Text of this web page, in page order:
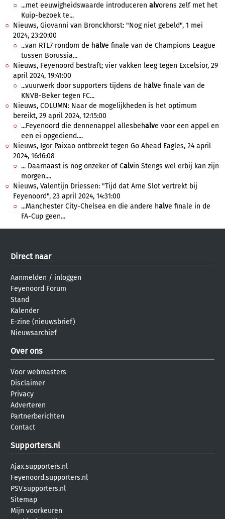
...met eeuwigheidswaarde introduceren alvorens zelf met het
Kuip-bezoek te...
Nieuws, Giovanni van Bronckhorst: "Nog niet gebeld", 1 mei
2024, 23:20:00
...van RTL7 rondom de halve finale van de Champions League
tussen Borussia...
Nieuws, Feyenoord bestraft; vier vakken leeg tegen Excelsior, 29
april 2024, 19:41:00
...vuurwerk door supporters tijdens de halve finale van de
KNVB-Beker tegen FC...
Nieuws, COLUMN: Naar de mogelijkheden is het optimum
bereikt, 29 april 2024, 12:15:00
...Feyenoord die dennenappel allesbehalve voor een appel en
een ei opgediend....
Nieuws, Igor Paixao ontbreekt tegen Go Ahead Eagles, 24 april
2024, 16:16:08
... Daarnaast is nog onzeker of Calvin Stengs wel erbij kan zijn
morgen....
Nieuws, Valentijn Driessen: "Tijd dat Arne Slot vertrekt bij
Feyenoord", 23 april 2024, 14:31:00
...Manchester City-Chelsea en die andere halve finale in de
FA-Cup geen...
Direct naar
Aanmelden / inloggen
Feyenoord Forum
Stand
Kalender
E-zine (nieuwsbrief)
Nieuwsarchief
Over ons
Voor webmasters
Disclaimer
Privacy
Adverteren
Partnerberichten
Contact
Supporters.nl
Ajax.supporters.nl
Feyenoord.supporters.nl
PSV.supporters.nl
Sitemap
Mijn voorkeuren